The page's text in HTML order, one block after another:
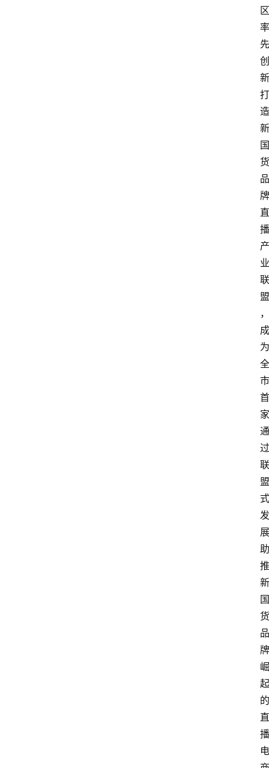
区
率
先
创
新
打
造
新
国
货
品
牌
直
播
产
业
联
盟
，
成
为
全
市
首
家
通
过
联
盟
式
发
展
助
推
新
国
货
品
牌
崛
起
的
直
播
电